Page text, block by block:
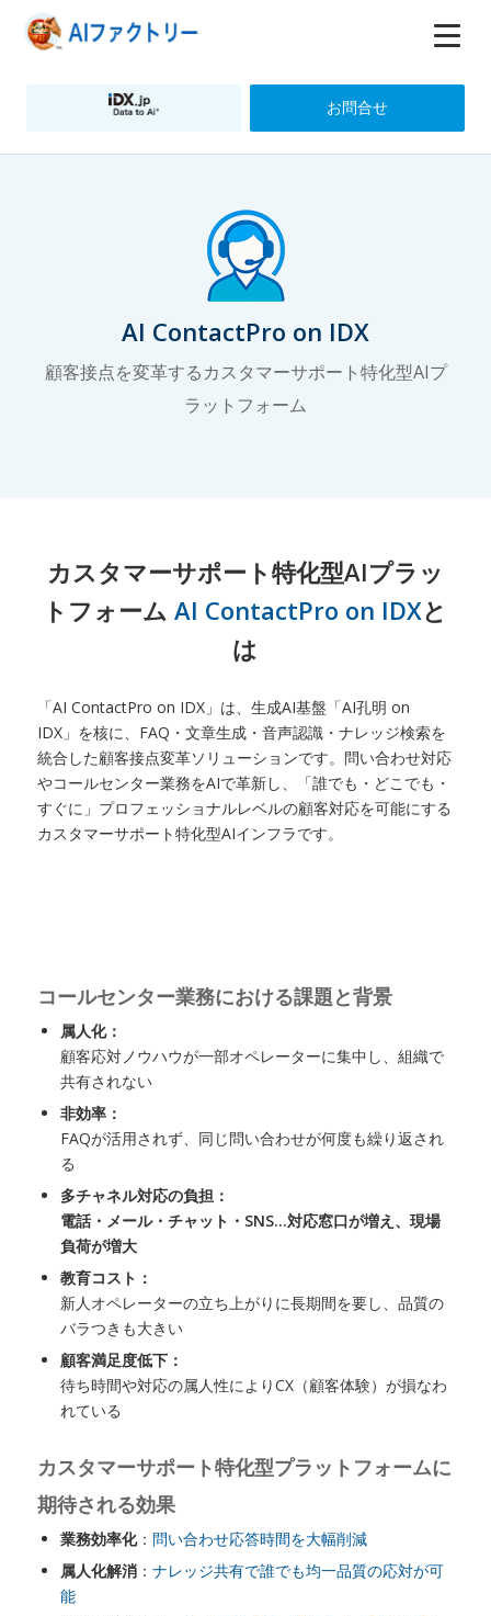
お問合せ
AI ContactPro on IDX
顧客接点を変革するカスタマーサポート特化型AIプ
ラットフォーム
カスタマーサポート特化型AIプラッ
トフォームAI ContactPro on IDXと
は
「AI ContactPro on IDX」は、生成AI基盤「AI孔明 on
IDX」を核に、FAQ・文章生成・音声認識・ナレッジ検索を
統合した顧客接点変革ソリューションです。問い合わせ対応
やコールセンター業務をAIで革新し、「誰でも・どこでも・
すぐに」プロフェッショナルレベルの顧客対応を可能にする
カスタマーサポート特化型AIインフラです。
コールセンター業務における課題と背景
属人化：
顧客応対ノウハウが一部オペレーターに集中し、組織で
共有されない
非効率：
FAQが活用されず、同じ問い合わせが何度も繰り返され
る
多チャネル対応の負担：
電話・メール・チャット・SNS…対応窓口が増え、現場
負荷が増大
教育コスト：
新人オペレーターの立ち上がりに長期間を要し、品質の
バラつきも大きい
顧客満足度低下：
待ち時間や対応の属人性によりCX（顧客体験）が損なわ
れている
カスタマーサポート特化型プラットフォームに
期待される効果
業務効率化： 問い合わせ応答時間を大幅削減
属人化解消： ナレッジ共有で誰でも均一品質の応対が可
能